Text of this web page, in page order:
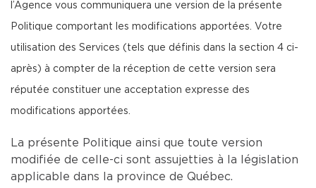
l’Agence vous communiquera une version de la présente
Politique comportant les modifications apportées. Votre
utilisation des Services (tels que définis dans la section 4 ci-
après) à compter de la réception de cette version sera
réputée constituer une acceptation expresse des
modifications apportées.
La présente Politique ainsi que toute version
modifiée de celle-ci sont assujetties à la législation
applicable dans la province de Québec.